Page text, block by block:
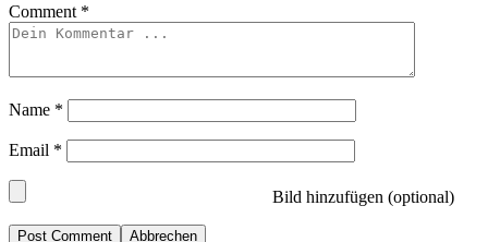
Comment *
Name *
Email *
Bild hinzufügen (optional)
Abbrechen